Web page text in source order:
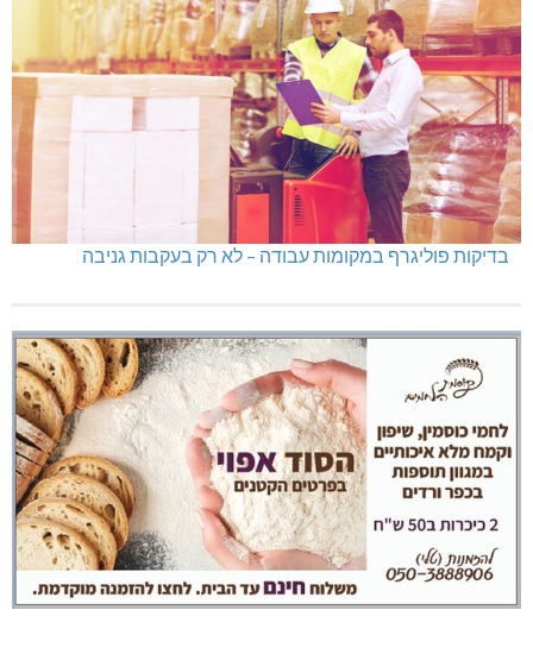
גם בחום הכבד: לא מוותרים על הדמוקרטיה
בדיקות פוליגרף במקומות עבודה – לא רק בעקבות גניבה